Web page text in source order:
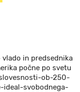
vlado in predsednika
počne po svetu
ob-250-
svobodnega-